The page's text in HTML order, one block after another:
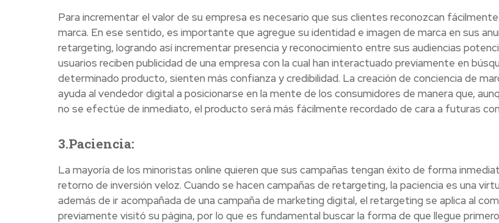
Para incrementar el valor de su empresa es necesario que sus clientes reconozcan
marca. En ese sentido, es importante que agregue su identidad e imagen de marca en sus
retargeting, logrando así incrementar presencia y reconocimiento entre sus audiencias
usuarios reciben publicidad de una empresa con la cual han interactuado previamente en
determinado producto, sienten más confianza y credibilidad. La creación de conciencia de
ayuda al vendedor digital a posicionarse en la mente de los consumidores de manera que,
no se efectúe de inmediato, el producto será más fácilmente recordado de cara a futuras
3.Paciencia:
La mayoría de los minoristas online quieren que sus campañas tengan éxito de forma
retorno de inversión veloz. Cuando se hacen campañas de retargeting, la paciencia es una
además de ir acompañada de una campaña de marketing digital, el retargeting se aplica al
previamente visitó su página, por lo que es fundamental buscar la forma de que llegue